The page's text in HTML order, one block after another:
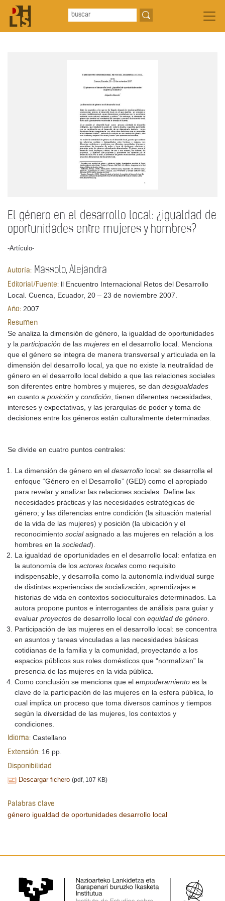
El género en el desarrollo local: ¿igualdad de
oportunidades entre mujeres y hombres?
-Artículo-
Autoría: Massolo, Alejandra
Editorial/Fuente: ll Encuentro Internacional Retos del Desarrollo
Local. Cuenca, Ecuador, 20 – 23 de noviembre 2007.
Año: 2007
Resumen
Se analiza la dimensión de género, la igualdad de oportunidades
y la participación de las mujeres en el desarrollo local. Menciona
que el género se integra de manera transversal y articulada en la
dimensión del desarrollo local, ya que no existe la neutralidad de
género en el desarrollo local debido a que las relaciones sociales
son diferentes entre hombres y mujeres, se dan desigualdades
en cuanto a posición y condición, tienen diferentes necesidades,
intereses y expectativas, y las jerarquías de poder y toma de
decisiones entre los géneros están culturalmente determinadas.
Se divide en cuatro puntos centrales:
La dimensión de género en eldesarrollo local: se desarrolla el
enfoque “Género en el Desarrollo” (GED) como el apropiado
para revelar y analizar las relaciones sociales. Define las
necesidades prácticas y las necesidades estratégicas de
género; y las diferencias entre condición (la situación material
de la vida de las mujeres) y posición (la ubicación y el
reconocimientosocialasignado a las mujeres en relación a los
hombres en lasociedad).
La igualdad de oportunidades en el desarrollo local: enfatiza en
la autonomía de losactores locales como requisito
indispensable, y desarrolla como la autonomía individual surge
de distintas experiencias de socialización, aprendizajes e
historias de vida en contextos socioculturales determinados. La
autora propone puntos e interrogantes de análisis para guiar y
evaluarproyectos de desarrollo local conequidad de género.
Participación de las mujeres en el desarrollo local: se concentra
en asuntos y tareas vinculadas a las necesidades básicas
cotidianas de la familia y la comunidad, proyectando a los
espacios públicos sus roles domésticos que “normalizan” la
presencia de las mujeres en la vida pública.
Como conclusión se menciona que elempoderamiento es la
clave de la participación de las mujeres en la esfera pública, lo
cual implica un proceso que toma diversos caminos y tiempos
según la diversidad de las mujeres, los contextos y
condiciones.
Idioma: Castellano
Extensión: 16 pp.
Disponibilidad
Descargar fichero (pdf, 107 KB)
Palabras clave
género igualdad de oportunidades desarrollo local